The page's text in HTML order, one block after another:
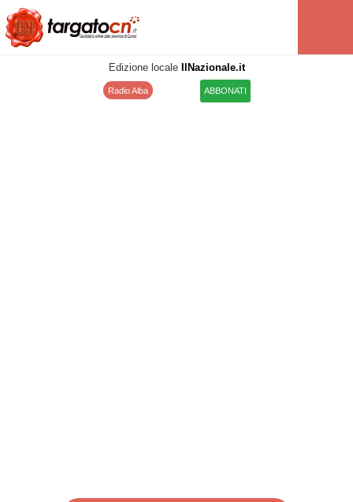
Edizione locale IlNazionale.it
Radio Alba ABBONATI